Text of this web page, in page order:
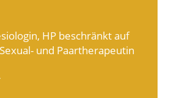
HP beschränkt auf
und Paartherapeutin